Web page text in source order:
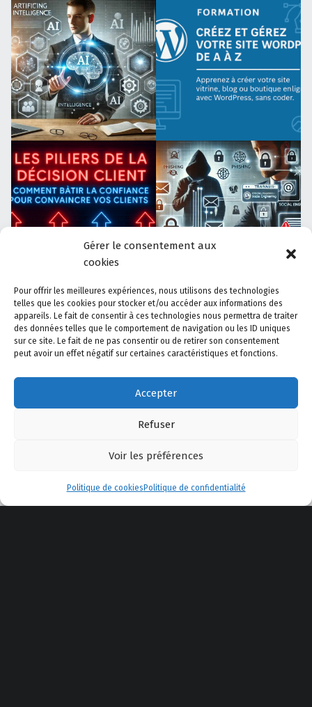
Gérer le consentement aux
cookies
Pour offrir les meilleures expériences, nous utilisons des technologies
telles que les cookies pour stocker et/ou accéder aux informations des
appareils. Le fait de consentir à ces technologies nous permettra de traiter
des données telles que le comportement de navigation ou les ID uniques
sur ce site. Le fait de ne pas consentir ou de retirer son consentement
peut avoir un effet négatif sur certaines caractéristiques et fonctions.
Accepter
Refuser
Voir les préférences
Politique de cookies Politique de confidentialité
Menu
Accueil-Contact-Mentions Légales-Politique de
confidentialité-Actualités- Espace Membres
Linkedin
Facebook
X.com Back to top ↑